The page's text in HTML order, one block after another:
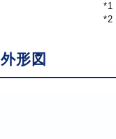
*1
*2
外形図